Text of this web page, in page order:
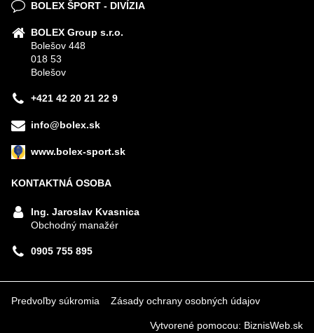
BOLEX ŠPORT - DIVÍZIA
BOLEX Group s.r.o.
Bolešov 448
018 53
Bolešov
+421 42 20 21 22 9
info@bolex.sk
www.bolex-sport.sk
KONTAKTNÁ OSOBA
Ing. Jaroslav Kvasnica
Obchodný manažér
0905 755 895
Predvoľby súkromia Zásady ochrany osobných údajov
Vytvorené pomocou: BiznisWeb.sk